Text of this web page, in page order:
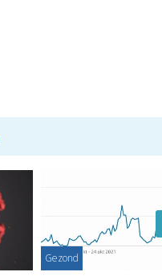
Gezond